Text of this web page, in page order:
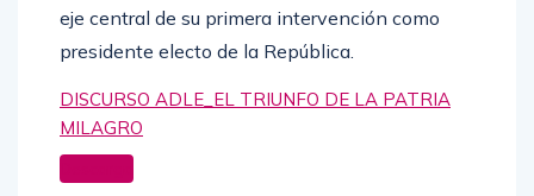
eje central de su primera intervención como
presidente electo de la República.
DISCURSO ADLE_EL TRIUNFO DE LA PATRIA
MILAGRO